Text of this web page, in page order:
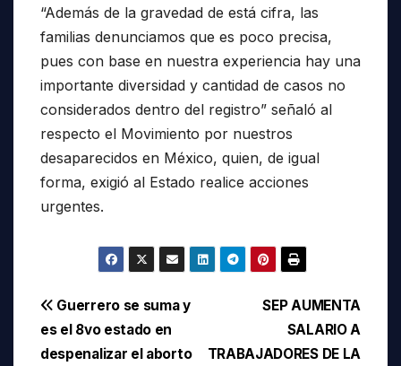
“Además de la gravedad de está cifra, las
familias denunciamos que es poco precisa,
pues con base en nuestra experiencia hay una
importante diversidad y cantidad de casos no
considerados dentro del registro” señaló al
respecto el Movimiento por nuestros
desaparecidos en México, quien, de igual
forma, exigió al Estado realice acciones
urgentes.
Navegación
de
SEP AUMENTA
SALARIO A
TRABAJADORES DE LA
Guerrero se suma y
es el 8vo estado en
despenalizar el aborto